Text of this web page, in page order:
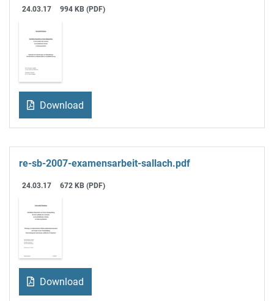
24.03.17 994 KB (PDF)
Download
re-sb-2007-examensarbeit-sallach.pdf
24.03.17 672 KB (PDF)
Download